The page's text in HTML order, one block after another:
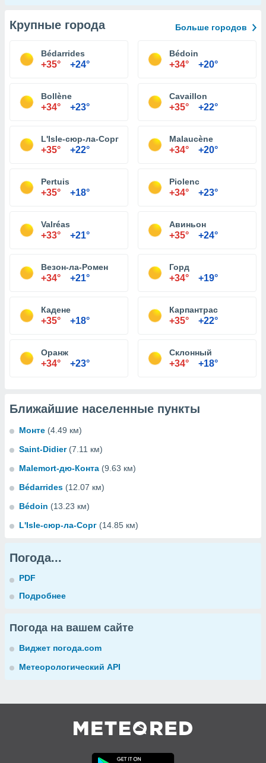
Крупные города Больше городов
Bédarrides
+35° +24°
Bédoin
+34° +20°
Bollène
+34° +23°
Cavaillon
+35° +22°
L'Isle-сюр-ла-Сорг
+35° +22°
Malaucène
+34° +20°
Pertuis
+35° +18°
Piolenc
+34° +23°
Valréas
+33° +21°
Авиньон
+35° +24°
Везон-ла-Ромен
+34° +21°
Горд
+34° +19°
Кадене
+35° +18°
Карпантрас
+35° +22°
Оранж
+34° +23°
Склонный
+34° +18°
Ближайшие населенные пункты
Монте (4.49 км)
Saint-Didier (7.11 км)
Malemort-дю-Конта (9.63 км)
Bédarrides (12.07 км)
Bédoin (13.23 км)
L'Isle-сюр-ла-Сорг (14.85 км)
Погода...
PDF
Подробнее
Погода на вашем сайте
Виджет погода.com
Метеорологический API